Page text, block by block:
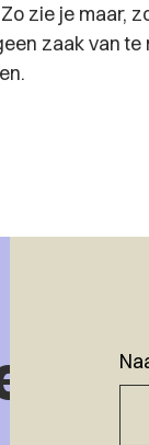
zie je maar,
zaak van te